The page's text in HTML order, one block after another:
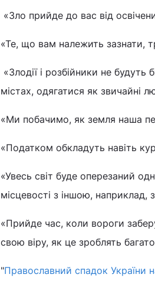
«Зло прийде до вас від
«Те, що вам належить зазнати,
«Злодії і розбійники не
містах, одягатися як звичайні
«Ми побачимо, як земля наша
«Податком обкладуть навіть
«Увесь світ буде оперезаний
місцевості з іншою, наприклад,
«Прийде час, коли вороги
свою віру, як це зроблять
"Православний спадок України